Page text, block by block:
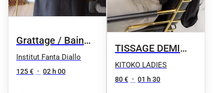
Grattage / Bain
d'huiles / lavage /
Coiffure
Institut Fanta Diallo
125 € • 02 h 00
TISSAGE DEMI
TÊTE QUEUE
BASSE
KITOKO LADIES
80 € • 01 h 30